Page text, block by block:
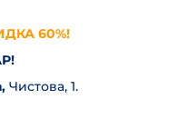
60%!
, Чистова, 1.